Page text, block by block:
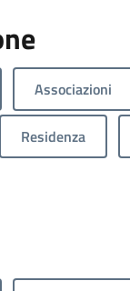
Associazioni
Residenza